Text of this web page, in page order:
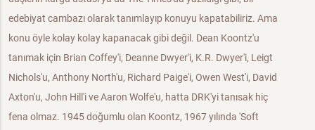
edebiyat cambazı olarak tanımlayıp konuyu kapatabiliriz. Ama
konu öyle kolay kolay kapanacak gibi değil. Dean Koontz'u
tanımak için Brian Coffey'i, Deanne Dwyer'i, K.R. Dwyer'i, Leigt
Nichols'u, Anthony North'u, Richard Paige'i, Owen West'i, David
Axton'u, John Hill'i ve Aaron Wolfe'u, hatta DRK'yi tanısak hiç
fena olmaz. 1945 doğumlu olan Koontz, 1967 yılında 'Soft